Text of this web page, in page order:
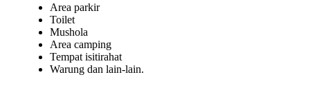
Area parkir
Toilet
Mushola
Area camping
Tempat isitirahat
Warung dan lain-lain.